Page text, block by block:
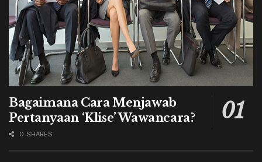
Bagaimana Cara Menjawab
Pertanyaan ‘Klise’ Wawancara?
0 SHARES